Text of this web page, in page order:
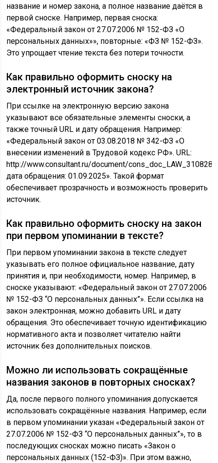
название и номер закона, а полное название даётся в
первой сноске. Например, первая сноска:
«Федеральный закон от 27.07.2006 № 152-ФЗ «О
персональных данных»», повторные: «ФЗ № 152-ФЗ».
Это упрощает чтение текста без потери точности.
Как правильно оформить сноску на
электронный источник закона?
При ссылке на электронную версию закона
указывают все обязательные элементы сноски, а
также точный URL и дату обращения. Например:
«Федеральный закон от 03.08.2018 № 342-ФЗ «О
внесении изменений в Трудовой кодекс РФ». URL:
http://www.consultant.ru/document/cons_doc_LAW_310828/,
дата обращения: 01.09.2025». Такой формат
обеспечивает прозрачность и возможность проверить
источник.
Как правильно оформить сноску на закон
при первом упоминании в тексте?
При первом упоминании закона в тексте следует
указывать его полное официальное название, дату
принятия и, при необходимости, номер. Например, в
сноске указывают: «Федеральный закон от 27.07.2006
№ 152-ФЗ “О персональных данных”». Если ссылка на
закон электронная, можно добавить URL и дату
обращения. Это обеспечивает точную идентификацию
нормативного акта и позволяет читателю найти
источник без дополнительных поисков.
Можно ли использовать сокращённые
названия законов в повторных сносках?
Да, после первого полного упоминания допускается
использовать сокращённые названия. Например, если
в первом упоминании указан «Федеральный закон от
27.07.2006 № 152-ФЗ “О персональных данных”», то в
последующих сносках можно писать «Закон о
персональных данных (152-ФЗ)». При этом важно,